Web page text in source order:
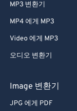
MP3 변환기
MP4 에게 MP3
Video 에게 MP3
오디오 변환기
Image 변환기
JPG 에게 PDF